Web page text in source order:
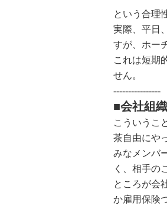
という合理
実際、平日
すが、ホー
これは短期
せん。
----------------
■会社組
こういうこ
茶自由にや
みなメンバ
く、相手の
ところが会
か雇用保険